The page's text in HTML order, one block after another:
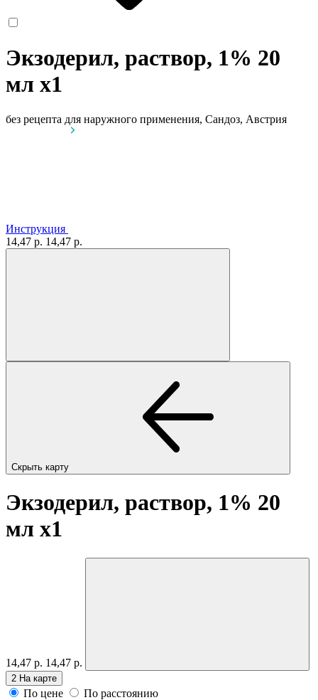
Экзодерил, раствор, 1% 20
мл x1
без рецепта для наружного применения, Сандоз, Австрия
Инструкция
14,47 р. 14,47 р.
Скрыть карту
Экзодерил, раствор, 1% 20
мл x1
14,47 р. 14,47 р.
2 На карте
По цене
По расстоянию